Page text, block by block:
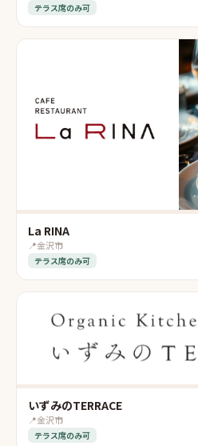
テラス席のみ可
La RINA
📍金沢市
テラス席のみ可
いずみのTERRACE
📍金沢市
テラス席のみ可